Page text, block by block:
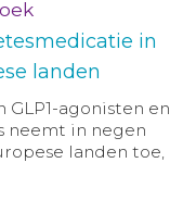
in
landen
agonisten en
neemt in negen
landen toe,